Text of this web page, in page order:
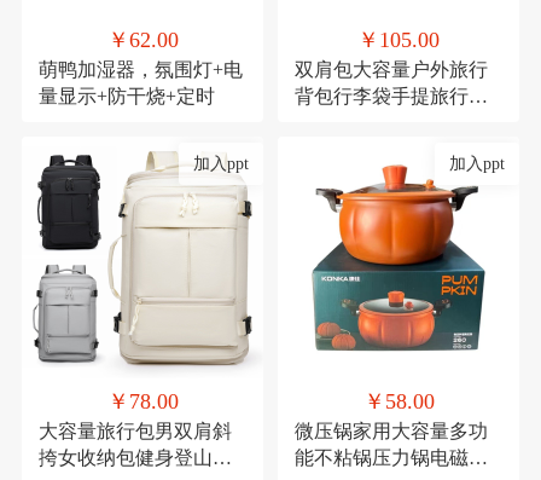
￥62.00
萌鸭加湿器，氛围灯+电
量显示+防干烧+定时
￥105.00
双肩包大容量户外旅行
背包行李袋手提旅行包
加入ppt
￥78.00
大容量旅行包男双肩斜
挎女收纳包健身登山运
加入ppt
￥58.00
微压锅家用大容量多功
能不粘锅压力锅电磁炉